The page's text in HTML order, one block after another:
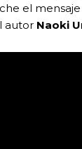
el
autor Naoki